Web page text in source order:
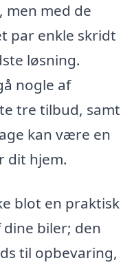
med de
par enkle skridt
løsning.
nogle af
tre tilbud, samt
kan være en
dit hjem.
blot en praktisk
biler; den
til opbevaring,